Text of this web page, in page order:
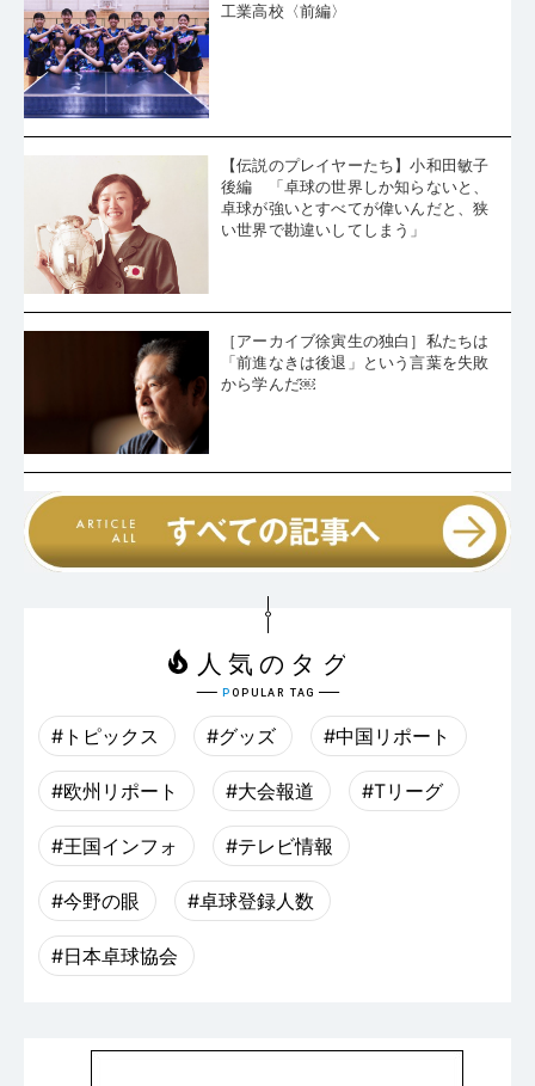
工業高校〈前編〉
【伝説のプレイヤーたち】小和田敏子
後編 「卓球の世界しか知らないと、
卓球が強いとすべてが偉いんだと、狭
い世界で勘違いしてしまう」
［アーカイブ徐寅生の独白］私たちは
「前進なきは後退」という言葉を失敗
から学んだ￼
#トピックス #グッズ #中国リポート
#欧州リポート #大会報道 #Tリーグ
#王国インフォ #テレビ情報
#今野の眼 #卓球登録人数
#日本卓球協会